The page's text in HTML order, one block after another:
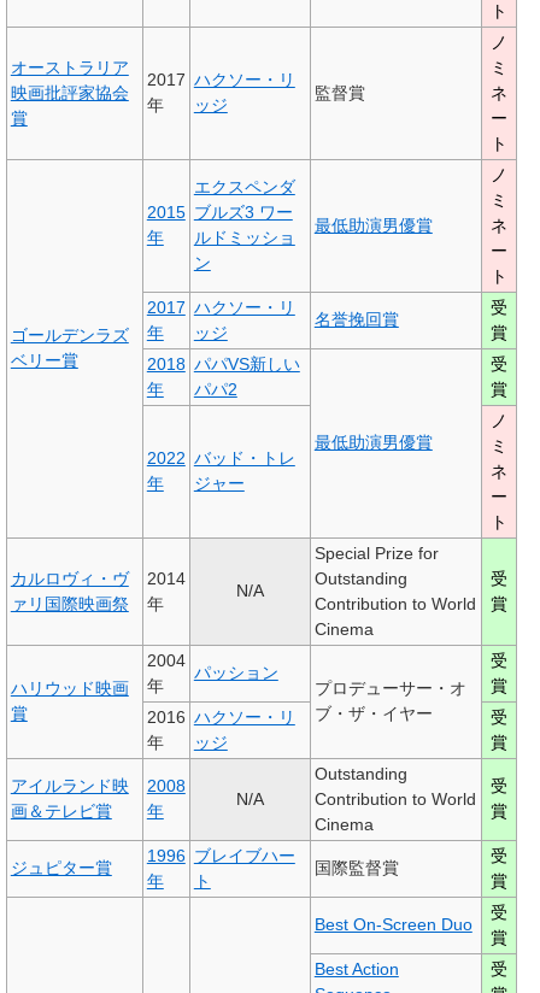
ト
オーストラリア
映画批評家協会
賞
2017
年
ハクソー・リ
ッジ
監督賞
ノ
ミ
ネ
ー
ト
ゴールデンラズ
ベリー賞
2015
年
エクスペンダ
ブルズ3 ワー
ルドミッショ
ン
最低助演男優賞
ノ
ミ
ネ
ー
ト
2017
年
ハクソー・リ
ッジ
名誉挽回賞
受
賞
2018
年
パパVS新しい
パパ2
最低助演男優賞
受
賞
2022
年
バッド・トレ
ジャー
ノ
ミ
ネ
ー
ト
カルロヴィ・ヴ
ァリ国際映画祭
2014
年
N/A
Special Prize for
Outstanding
Contribution to World
Cinema
受
賞
ハリウッド映画
賞
2004
年
パッション
プロデューサー・オ
ブ・ザ・イヤー
受
賞
2016
年
ハクソー・リ
ッジ
受
賞
アイルランド映
画＆テレビ賞
2008
年
N/A
Outstanding
Contribution to World
Cinema
受
賞
ジュピター賞
1996
年
ブレイブハー
ト
国際監督賞
受
賞
Best On-Screen Duo
受
賞
Best Action
受